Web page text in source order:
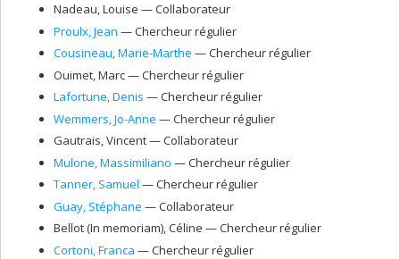
Nadeau, Louise — Collaborateur
Proulx, Jean — Chercheur régulier
Cousineau, Marie-Marthe — Chercheur régulier
Ouimet, Marc— Chercheur régulier
Lafortune, Denis — Chercheur régulier
Wemmers, Jo-Anne — Chercheur régulier
Gautrais, Vincent— Collaborateur
Mulone, Massimiliano — Chercheur régulier
Tanner, Samuel — Chercheur régulier
Guay, Stéphane — Collaborateur
Bellot (In memoriam), Céline — Chercheur régulier
Cortoni, Franca — Chercheur régulier